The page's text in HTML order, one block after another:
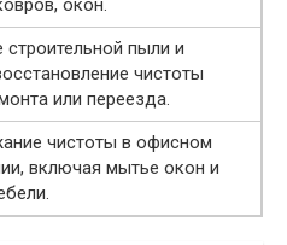
окон.
строительной пыли и
чистоты
или переезда.
чистоты в офисном
включая мытье окон и